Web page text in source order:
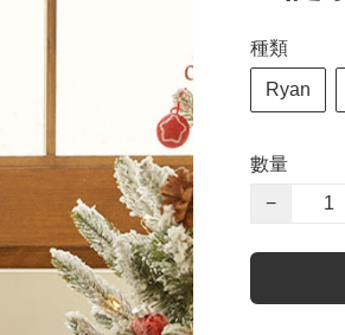
種類
Ryan
數量
−